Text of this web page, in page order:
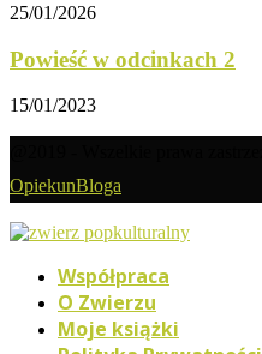
25/01/2026
Powieść w odcinkach 2
15/01/2023
OpiekunBloga
Współpraca
O Zwierzu
Moje książki